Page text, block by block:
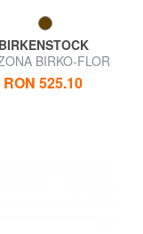
BIRKENSTOCK
BIRKO-FLOR
Sandale cu papuci
RON 525.10